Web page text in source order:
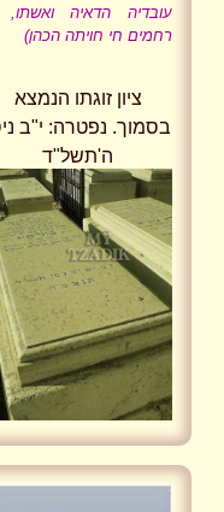
עובדיה הדאיה
רחמים חי חויתה הכהן)
ציון זוגתו הנמצא
בסמוך. נפטרה: י"ב
ה'תשל"ד